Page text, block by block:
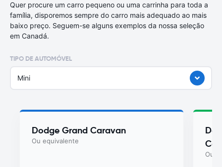
Quer procure um carro pequeno ou uma carrinha para toda a
família, disporemos sempre do carro mais adequado ao mais
baixo preço. Seguem-se alguns exemplos da nossa seleção
em Canadá.
TIPO DE AUTOMÓVEL
Mini
Dodge Grand Caravan
Ou equivalente
Ou